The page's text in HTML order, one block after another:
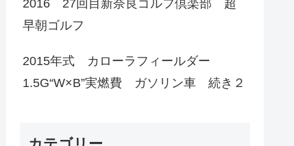
2016 27回目新奈良ゴルフ倶楽部 超
早朝ゴルフ
2015年式 カローラフィールダー
1.5G“W×B”実燃費 ガソリン車 続き２